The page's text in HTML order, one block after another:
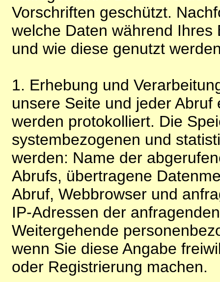
Vorschriften geschützt.
welche Daten während
und wie diese genutzt
1. Erhebung und
unsere Seite und jeder
werden protokolliert. Die
systembezogenen und
werden: Name der
Abrufs, übertragene
Abruf, Webbrowser und
IP-Adressen der
Weitergehende
wenn Sie diese Angabe
oder Registrierung machen.